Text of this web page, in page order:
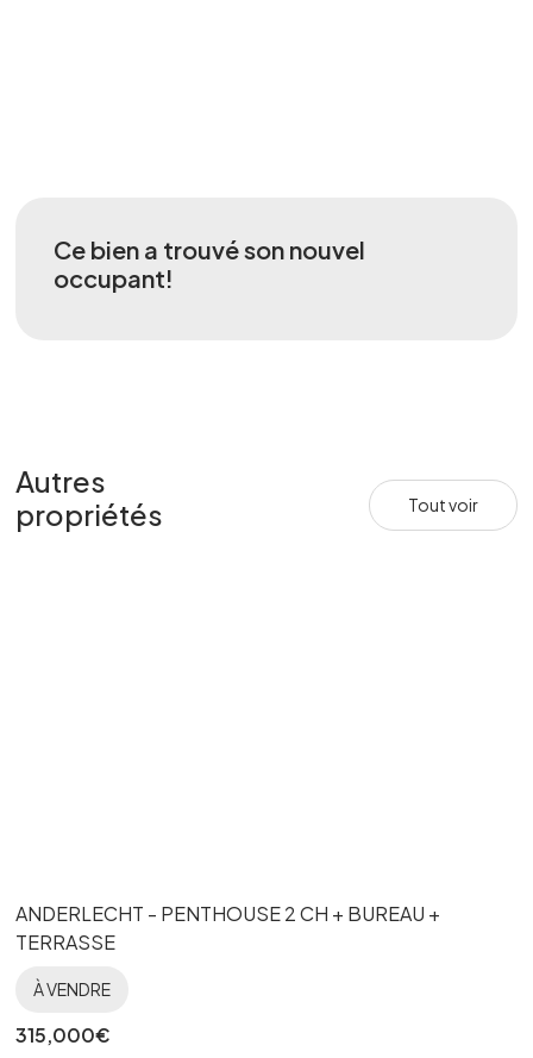
Ce bien a trouvé son nouvel
occupant!
Autres
propriétés
Tout voir
ANDERLECHT - PENTHOUSE 2 CH + BUREAU +
TERRASSE
À VENDRE
315,000€